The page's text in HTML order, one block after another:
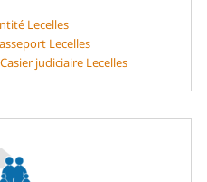
Lecelles
Lecelles
judiciaire Lecelles